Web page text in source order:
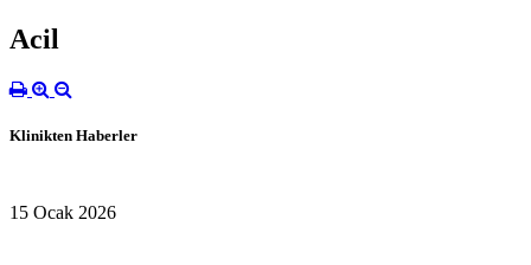
Acil
Klinikten Haberler
15 Ocak 2026